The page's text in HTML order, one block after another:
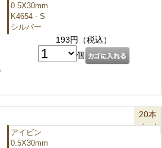
0.5X30mm
K4654 - S
シルバー
193円（税込）
個
20本
パック
アイピン
0.5X30mm